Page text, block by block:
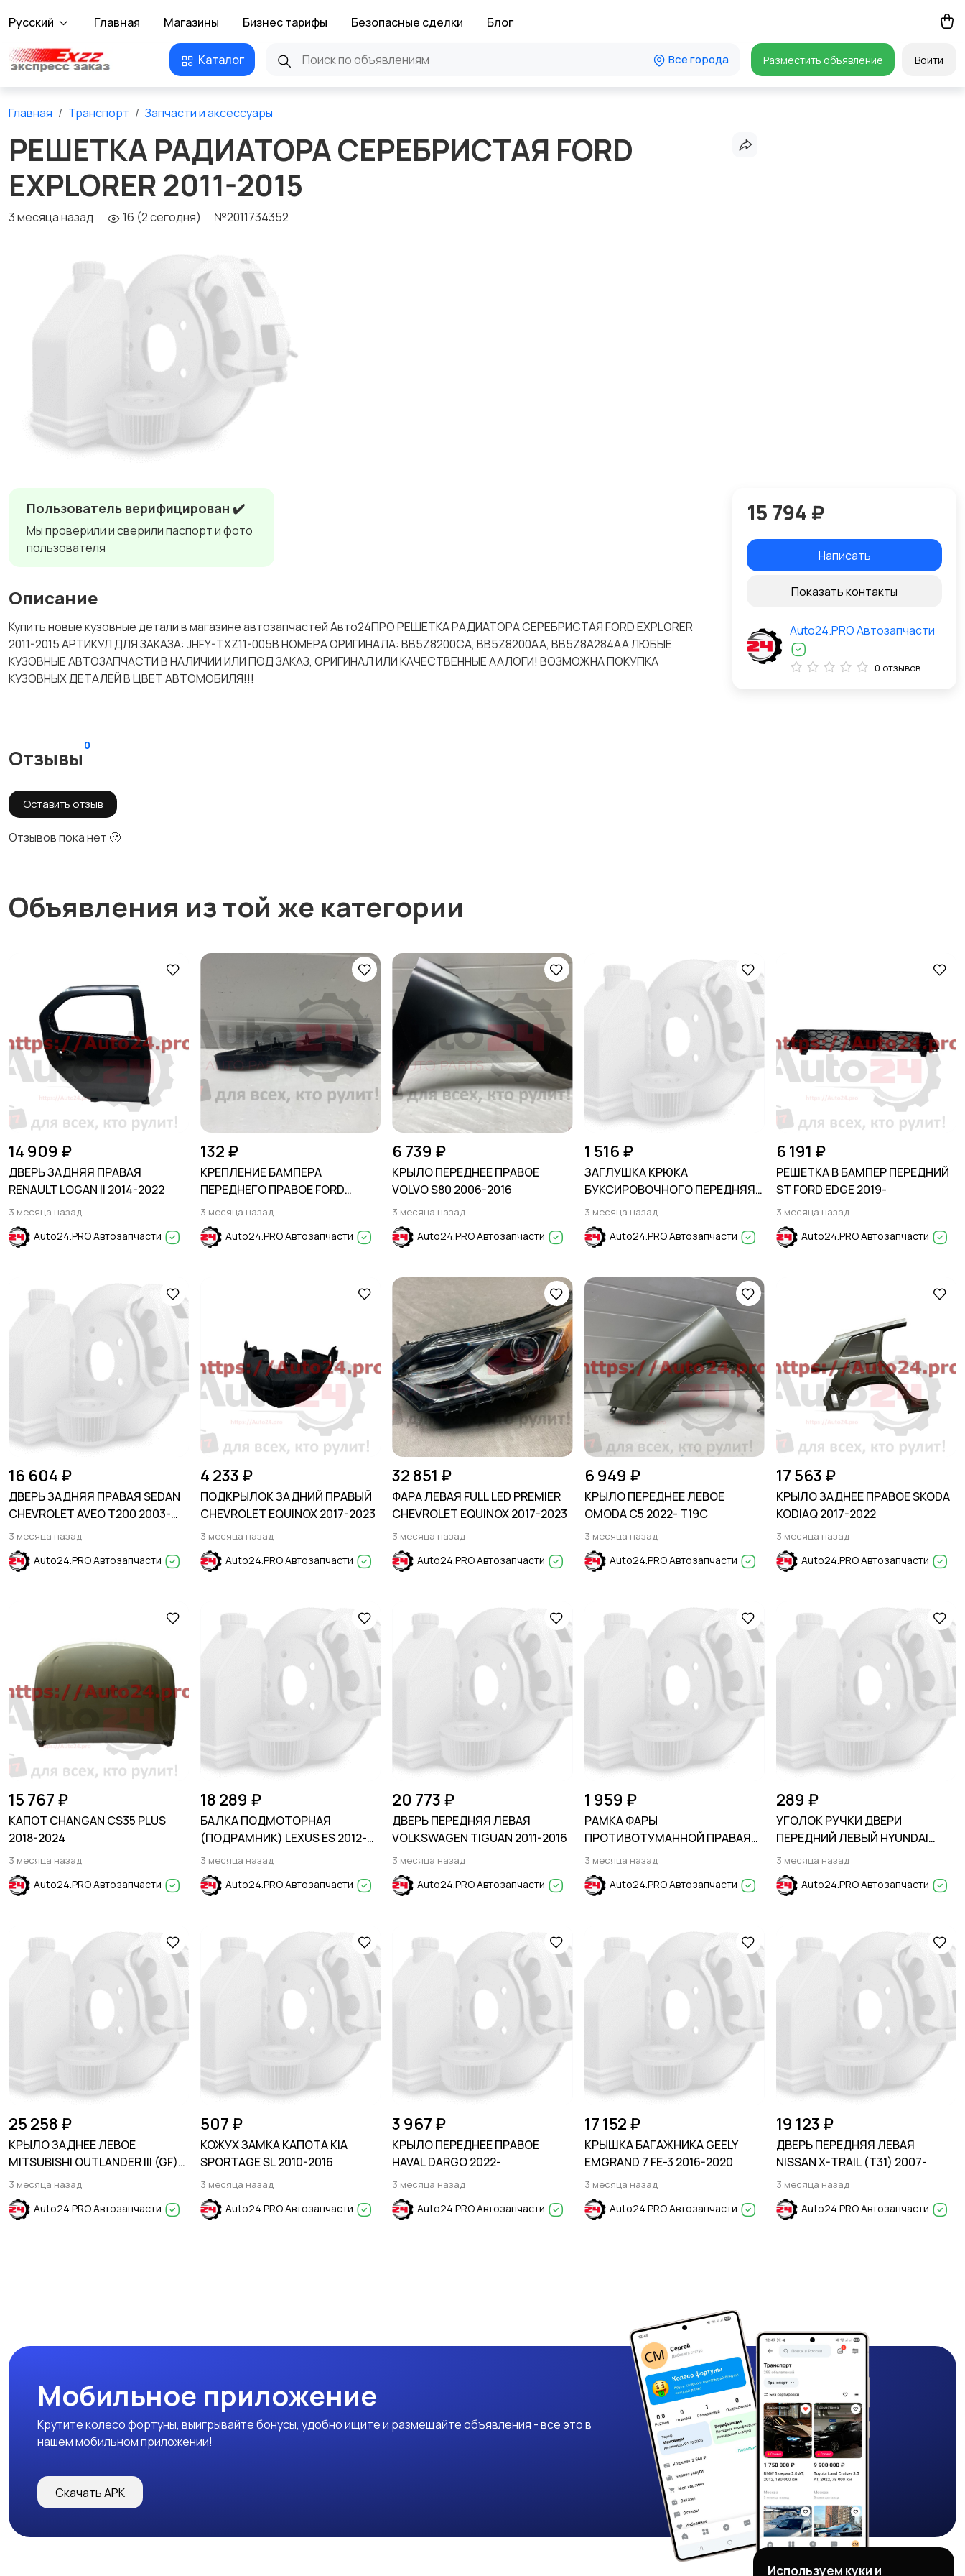
Русский Главная Магазины Бизнес тарифы Безопасные сделки Блог
Каталог Все города Разместить объявление Войти
Главная Транспорт Запчасти и аксессуары
РЕШЕТКА РАДИАТОРА СЕРЕБРИСТАЯ FORD
EXPLORER 2011-2015
3 месяца назад 16 (2 сегодня) №2011734352
Пользователь верифицирован ✔️
Мы проверили и сверили паспорт и фото
пользователя
Описание
Купить новые кузовные детали в магазине автозапчастей Авто24ПРО РЕШЕТКА РАДИАТОРА СЕРЕБРИСТАЯ FORD EXPLORER
2011-2015 АРТИКУЛ ДЛЯ ЗАКАЗА: JHFY-TXZ11-005B НОМЕРА ОРИГИНАЛА: BB5Z8200CA, BB5Z8200AA, BB5Z8A284AA ЛЮБЫЕ
КУЗОВНЫЕ АВТОЗАПЧАСТИ В НАЛИЧИИ ИЛИ ПОД ЗАКАЗ, ОРИГИНАЛ ИЛИ КАЧЕСТВЕННЫЕ ААЛОГИ! ВОЗМОЖНА ПОКУПКА
КУЗОВНЫХ ДЕТАЛЕЙ В ЦВЕТ АВТОМОБИЛЯ!!!
Отзывы
0
Оставить отзыв
Отзывов пока нет 🥴
15 794 ₽
Написать
Показать контакты
Auto24.PRO Автозапчасти
0 отзывов
Объявления из той же категории
14 909 ₽
ДВЕРЬ ЗАДНЯЯ ПРАВАЯ
RENAULT LOGAN II 2014-2022
3 месяца назад
Auto24.PRO Автозапчасти
132 ₽
КРЕПЛЕНИЕ БАМПЕРА
ПЕРЕДНЕГО ПРАВОЕ FORD
FOCUS II 2005-
3 месяца назад
Auto24.PRO Автозапчасти
6 739 ₽
КРЫЛО ПЕРЕДНЕЕ ПРАВОЕ
VOLVO S80 2006-2016
3 месяца назад
Auto24.PRO Автозапчасти
1 516 ₽
ЗАГЛУШКА КРЮКА
БУКСИРОВОЧНОГО ПЕРЕДНЯЯ
CHEVROLET CRUZE 2015-2019
3 месяца назад
Auto24.PRO Автозапчасти
6 191 ₽
РЕШЕТКА В БАМПЕР ПЕРЕДНИЙ
ST FORD EDGE 2019-
3 месяца назад
Auto24.PRO Автозапчасти
16 604 ₽
ДВЕРЬ ЗАДНЯЯ ПРАВАЯ SEDAN
CHEVROLET AVEO T200 2003-
2006
3 месяца назад
Auto24.PRO Автозапчасти
4 233 ₽
ПОДКРЫЛОК ЗАДНИЙ ПРАВЫЙ
CHEVROLET EQUINOX 2017-2023
3 месяца назад
Auto24.PRO Автозапчасти
32 851 ₽
ФАРА ЛЕВАЯ FULL LED PREMIER
CHEVROLET EQUINOX 2017-2023
3 месяца назад
Auto24.PRO Автозапчасти
6 949 ₽
КРЫЛО ПЕРЕДНЕЕ ЛЕВОЕ
OMODA C5 2022- T19C
3 месяца назад
Auto24.PRO Автозапчасти
17 563 ₽
КРЫЛО ЗАДНЕЕ ПРАВОЕ SKODA
KODIAQ 2017-2022
3 месяца назад
Auto24.PRO Автозапчасти
15 767 ₽
КАПОТ CHANGAN CS35 PLUS
2018-2024
3 месяца назад
Auto24.PRO Автозапчасти
18 289 ₽
БАЛКА ПОДМОТОРНАЯ
(ПОДРАМНИК) LEXUS ES 2012-
2018
3 месяца назад
Auto24.PRO Автозапчасти
20 773 ₽
ДВЕРЬ ПЕРЕДНЯЯ ЛЕВАЯ
VOLKSWAGEN TIGUAN 2011-2016
3 месяца назад
Auto24.PRO Автозапчасти
1 959 ₽
РАМКА ФАРЫ
ПРОТИВОТУМАННОЙ ПРАВАЯ
FORD EXPLORER 2015-2019
3 месяца назад
Auto24.PRO Автозапчасти
289 ₽
УГОЛОК РУЧКИ ДВЕРИ
ПЕРЕДНИЙ ЛЕВЫЙ HYUNDAI
ELANTRA MD 2010-2015
3 месяца назад
Auto24.PRO Автозапчасти
25 258 ₽
КРЫЛО ЗАДНЕЕ ЛЕВОЕ
MITSUBISHI OUTLANDER III (GF)
2012-2015
3 месяца назад
Auto24.PRO Автозапчасти
507 ₽
КОЖУХ ЗАМКА КАПОТА KIA
SPORTAGE SL 2010-2016
3 месяца назад
Auto24.PRO Автозапчасти
3 967 ₽
КРЫЛО ПЕРЕДНЕЕ ПРАВОЕ
HAVAL DARGO 2022-
3 месяца назад
Auto24.PRO Автозапчасти
17 152 ₽
КРЫШКА БАГАЖНИКА GEELY
EMGRAND 7 FE-3 2016-2020
3 месяца назад
Auto24.PRO Автозапчасти
19 123 ₽
ДВЕРЬ ПЕРЕДНЯЯ ЛЕВАЯ
NISSAN X-TRAIL (Т31) 2007-
3 месяца назад
Auto24.PRO Автозапчасти
Мобильное приложение
Крутите колесо фортуны, выигрывайте бонусы, удобно ищите и размещайте объявления - все это в
нашем мобильном приложении!
Скачать APK
Используем куки и